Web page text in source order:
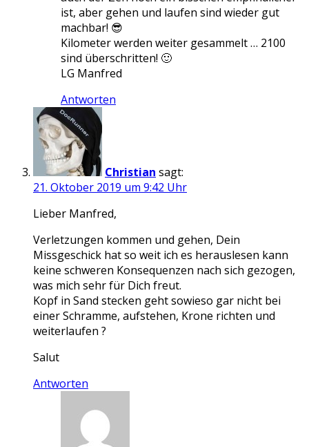
ist, aber gehen und laufen sind wieder gut
machbar! 😎
Kilometer werden weiter gesammelt … 2100
sind überschritten! 🙂
LG Manfred
Antworten
Christian sagt:
21. Oktober 2019 um 9:42 Uhr
Lieber Manfred,
Verletzungen kommen und gehen, Dein
Missgeschick hat so weit ich es herauslesen kann
keine schweren Konsequenzen nach sich gezogen,
was mich sehr für Dich freut.
Kopf in Sand stecken geht sowieso gar nicht bei
einer Schramme, aufstehen, Krone richten und
weiterlaufen ?
Salut
Antworten